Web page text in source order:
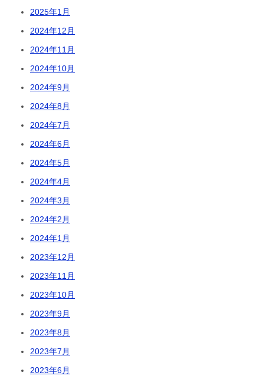
2025年1月
2024年12月
2024年11月
2024年10月
2024年9月
2024年8月
2024年7月
2024年6月
2024年5月
2024年4月
2024年3月
2024年2月
2024年1月
2023年12月
2023年11月
2023年10月
2023年9月
2023年8月
2023年7月
2023年6月